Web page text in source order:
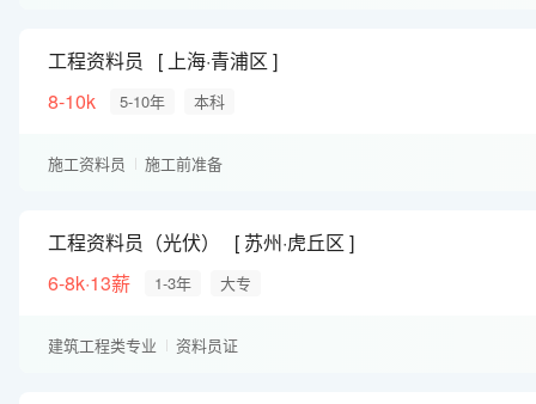
工程资料员
上海·青浦区
8-10k
5-10年 本科
施工资料员 施工前准备
工程资料员（光伏）
苏州·虎丘区
6-8k·13薪
1-3年 大专
建筑工程类专业 资料员证